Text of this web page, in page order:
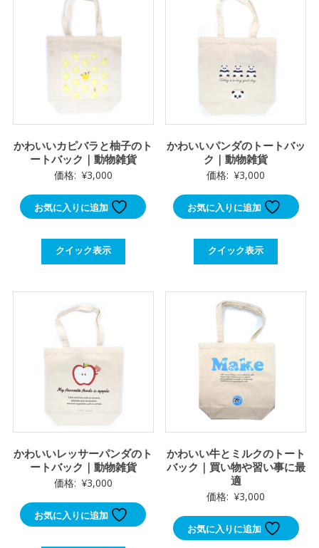
かわいいカピバラと柚子のト
ートバック｜動物雑貨
価格: ¥3,000
お気に入りに追加
クイック表示
かわいいパンダのトートバッ
ク｜動物雑貨
価格: ¥3,000
お気に入りに追加
クイック表示
かわいいレッサーパンダのト
ートバック｜動物雑貨
価格: ¥3,000
お気に入りに追加
かわいい牛とミルクのトート
バック｜買い物や習い事に最
適
価格: ¥3,000
お気に入りに追加